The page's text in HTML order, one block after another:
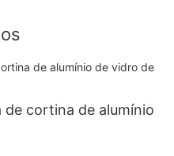
cortina de alumínio